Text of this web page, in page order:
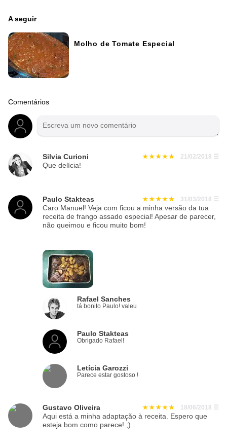
A seguir
Molho de Tomate Especial
Comentários
Silvia Curioni 21/02/2018 ☰
Que delícia!
Paulo Stakteas 31/03/2018 ☰
Caro Manuel! Veja com ficou a minha versão da tua
receita de frango assado especial! Apesar de parecer,
não queimou e ficou muito bom!
Rafael Sanches
tá bonito Paulo! valeu
Paulo Stakteas
Obrigado Rafael!
Letícia Garozzi
Parece estar gostoso !
Gustavo Oliveira 18/06/2018 ☰
Aqui está a minha adaptação à receita. Espero que
esteja bom como parece! ;)